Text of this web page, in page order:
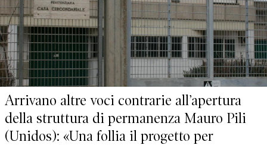
Arrivano altre voci contrarie all’apertura
della struttura di permanenza Mauro Pili
(Unidos): «Una follia il progetto per